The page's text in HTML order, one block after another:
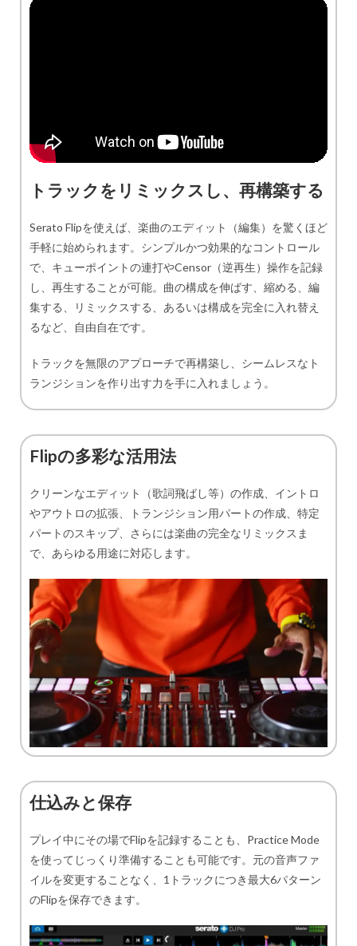
トラックをリミックスし、再構築する
Serato Flipを使えば、楽曲のエディット（編集）を驚くほど
手軽に始められます。シンプルかつ効果的なコントロール
で、キューポイントの連打やCensor（逆再生）操作を記録
し、再生することが可能。曲の構成を伸ばす、縮める、編
集する、リミックスする、あるいは構成を完全に入れ替え
るなど、自由自在です。
トラックを無限のアプローチで再構築し、シームレスなト
ランジションを作り出す力を手に入れましょう。
Flipの多彩な活用法
クリーンなエディット（歌詞飛ばし等）の作成、イントロ
やアウトロの拡張、トランジション用パートの作成、特定
パートのスキップ、さらには楽曲の完全なリミックスま
で、あらゆる用途に対応します。
仕込みと保存
プレイ中にその場でFlipを記録することも、Practice Mode
を使ってじっくり準備することも可能です。元の音声ファ
イルを変更することなく、1トラックにつき最大6パターン
のFlipを保存できます。